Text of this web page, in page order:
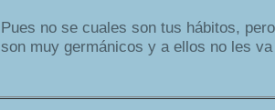
Pues no se cuales son tus hábitos,
son muy germánicos y a ellos no les